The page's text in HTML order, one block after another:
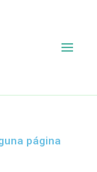
página